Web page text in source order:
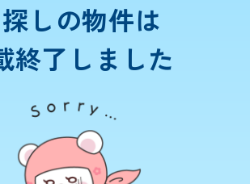
しの物件は
終了しました